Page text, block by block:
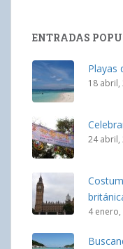
ENTRADAS
Playas
18 abril,
24 abril,
4 enero,